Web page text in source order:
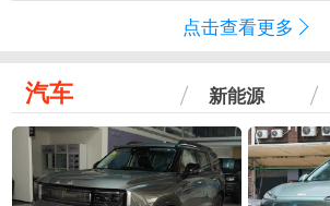
点击查看更多
汽车 新能源